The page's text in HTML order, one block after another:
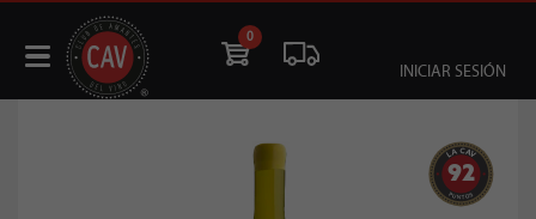
0
INICIAR SESIÓN
92